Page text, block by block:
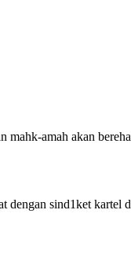
amah akan
sind1ket kartel